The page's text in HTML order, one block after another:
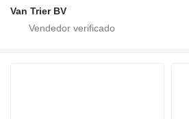
Van Trier BV